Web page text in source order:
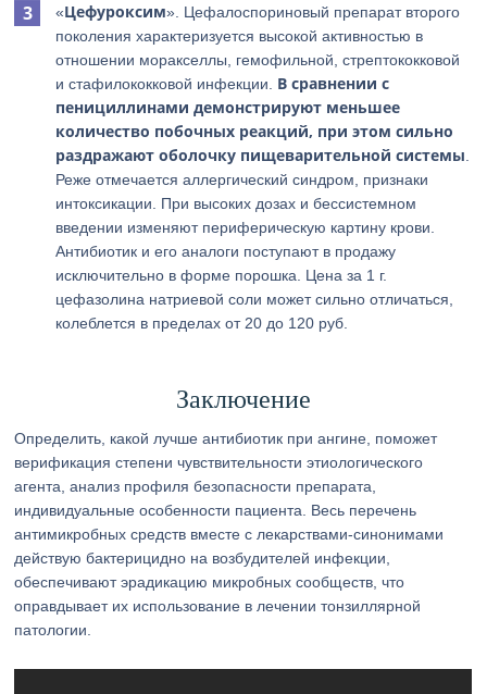
«Цефуроксим». Цефалоспориновый препарат второго
поколения характеризуется высокой активностью в
отношении моракселлы, гемофильной, стрептококковой
и стафилококковой инфекции. В сравнении с
пенициллинами демонстрируют меньшее
количество побочных реакций, при этом сильно
раздражают оболочку пищеварительной системы
Реже отмечается аллергический синдром, признаки
интоксикации. При высоких дозах и бессистемном
введении изменяют периферическую картину крови.
Антибиотик и его аналоги поступают в продажу
исключительно в форме порошка. Цена за 1 г.
цефазолина натриевой соли может сильно отличаться,
колеблется в пределах от 20 до 120 руб.
Заключение
Определить, какой лучше антибиотик при ангине, поможет
верификация степени чувствительности этиологического
агента, анализ профиля безопасности препарата,
индивидуальные особенности пациента. Весь перечень
антимикробных средств вместе с лекарствами-синонимами
действую бактерицидно на возбудителей инфекции,
обеспечивают эрадикацию микробных сообществ, что
оправдывает их использование в лечении тонзиллярной
патологии.